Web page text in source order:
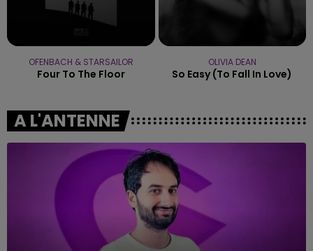
OFENBACH & STARSAILOR
Four To The Floor
OLIVIA DEAN
So Easy (to Fall In Love)
A L'ANTENNE